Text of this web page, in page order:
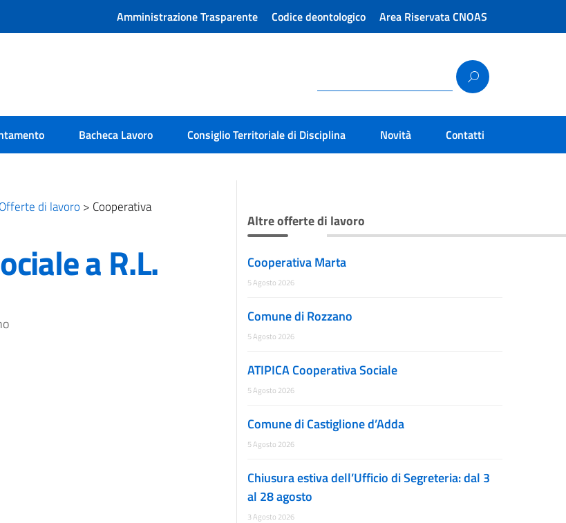
Amministrazione Trasparente Codice deontologico Area Riservata CNOAS
Bacheca Lavoro Consiglio Territoriale di Disciplina Novità Contatti
Offerte di lavoro > Cooperativa
a R.L.
Altre offerte di lavoro
Cooperativa Marta
5 Agosto 2026
Comune di Rozzano
5 Agosto 2026
ATIPICA Cooperativa Sociale
5 Agosto 2026
Comune di Castiglione d’Adda
5 Agosto 2026
Chiusura estiva dell’Ufficio di Segreteria: dal 3
al 28 agosto
3 Agosto 2026